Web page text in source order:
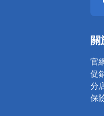
關
官
促
分
保